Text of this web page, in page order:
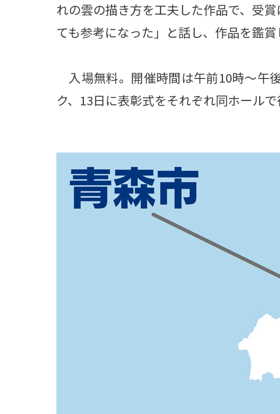
れの雲の描き方を工夫した作品で、受
ても参考になった」と話し、作品を鑑賞
入場無料。開催時間は午前10時～午
ク、13日に表彰式をそれぞれ同ホールで